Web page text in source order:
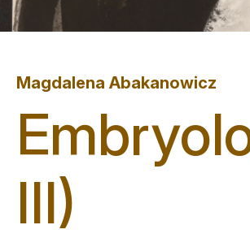
Magdalena Abakanowicz
III)